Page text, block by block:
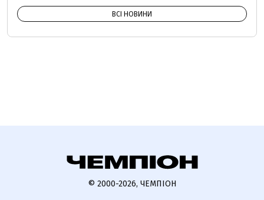
ВСІ НОВИНИ
© 2000-2026, ЧЕМПІОН